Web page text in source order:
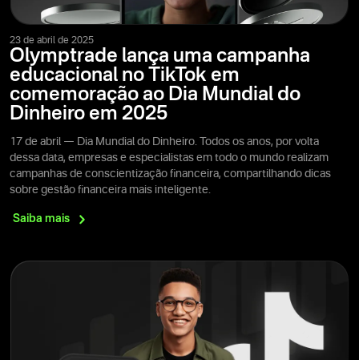
23 de abril de 2025
Olymptrade lança uma campanha
educacional no TikTok em
comemoração ao Dia Mundial do
Dinheiro em 2025
17 de abril — Dia Mundial do Dinheiro. Todos os anos, por volta
dessa data, empresas e especialistas em todo o mundo realizam
campanhas de conscientização financeira, compartilhando dicas
sobre gestão financeira mais inteligente.
Saiba mais